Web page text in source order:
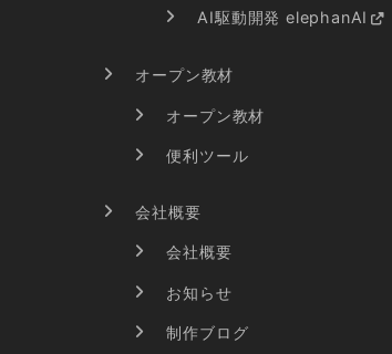
AI駆動開発 elephanAI
オープン教材
オープン教材
便利ツール
会社概要
会社概要
お知らせ
制作ブログ